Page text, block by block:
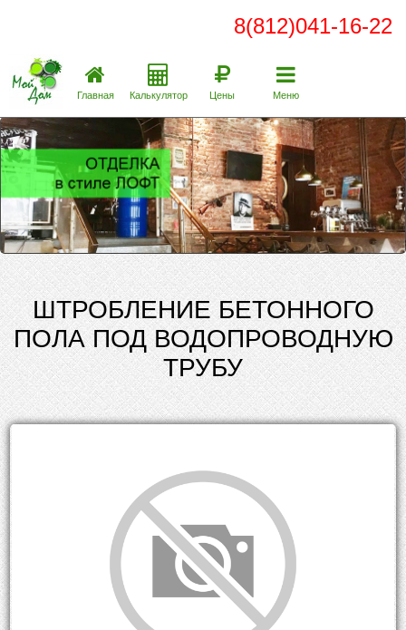
8(812)041-16-22
Главная Калькулятор Цены Меню
ШТРОБЛЕНИЕ БЕТОННОГО
ПОЛА ПОД ВОДОПРОВОДНУЮ
ТРУБУ